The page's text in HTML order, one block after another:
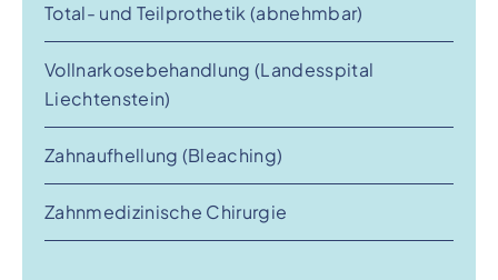
Total- und Teilprothetik (abnehmbar)
Vollnarkosebehandlung (Landesspital
Liechtenstein)
Zahnaufhellung (Bleaching)
Zahnmedizinische Chirurgie